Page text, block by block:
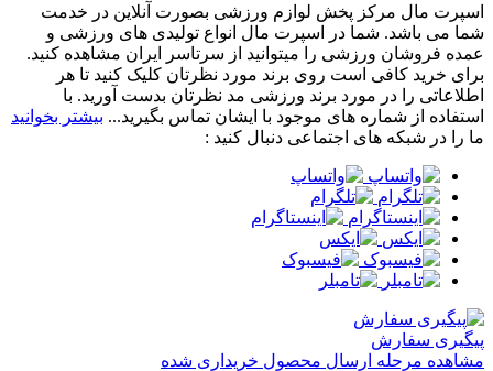
اسپرت مال مرکز پخش لوازم ورزشی بصورت آنلاین در خدمت
شما می باشد. شما در اسپرت مال انواع تولیدی های ورزشی و
عمده فروشان ورزشی را میتوانید از سرتاسر ایران مشاهده کنید.
برای خرید کافی است روی برند مورد نظرتان کلیک کنید تا هر
اطلاعاتی را در مورد برند ورزشی مد نظرتان بدست آورید. با
استفاده از شماره های موجود با ایشان تماس بگیرید... بیشتر بخوانید
ما را در شبکه های اجتماعی دنبال کنید :
پیگیری سفارش
مشاهده مرحله ارسال محصول خریداری شده